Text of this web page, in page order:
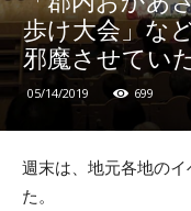
歩け大会」な
邪魔させてい
05/14/2019 699
週末は、地元各地の
た。